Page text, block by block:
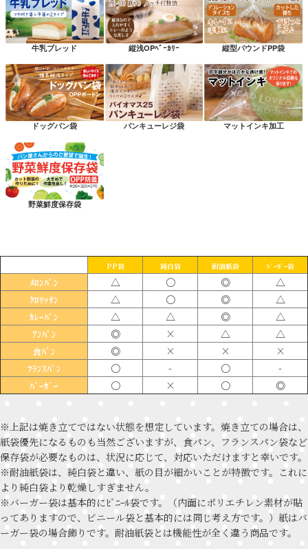
牛乳ブレッド 縦浅OPﾍﾞｰｶﾘｰ 縦型パウンドPP袋
ドッグパン袋 パンキューレジ袋 マットインキ加工
野菜鮮度保存袋
PP袋 純白袋 耐油紙袋 ﾊﾞｰｶﾞｰ袋
ﾒﾛﾝﾊﾟﾝ △ 〇 ◎ △
ｸﾛﾜｯｻﾝ △ 〇 ◎ △
ｶﾚｰﾊﾟﾝ △ △ ◎ △
ｱﾝﾊﾟﾝ ◎ × △ △
食ﾊﾟﾝ ◎ × × ×
ﾌﾗﾝｽﾊﾟﾝ 〇 - 〇 -
ﾊﾞｰｶﾞｰ 〇 × 〇 ◎
※上記は焼き立てではない状態を想定しています。焼き立ての場合は、
紙袋優先になるものも当然ございますが、食パン、フランスパン袋など
保存袋が必要なものは、状況に応じて、対応いただけますと幸いです。
※耐油紙袋は、純白袋と違い、紙の目が細かいことが特徴です。これに
より純白袋より乾燥しすぎません。
※バーガー袋は基本的にﾋﾞﾆｰﾙ袋です。（内面にポリエチレン素材が貼
ってありますので、ビニール袋と基本的には同じ考え方です。）紙はバ
ーガー袋の場合飾りです。耐油紙袋とは機能性が全く違う商品です。